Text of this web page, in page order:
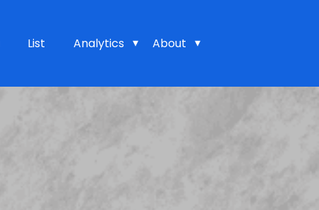
List Analytics About